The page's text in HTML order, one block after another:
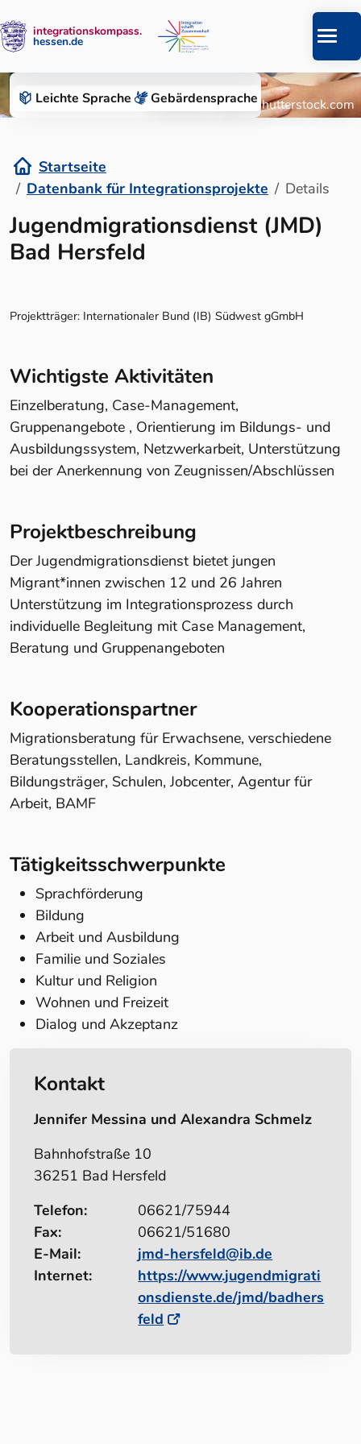
Leichte Sprache Gebärden­sprache
Zum Inhalt springen
integrationskompass.
hessen.de
Datenbank für Integrationsprojekte
© Roman Chazov/Shutterstock.com
Startseite
Datenbank für Integrationsprojekte
Details
Details
Jugendmigrationsdienst (JMD)
Bad Hersfeld
Projektträger: Internationaler Bund (IB) Südwest gGmbH
Wichtigste Aktivitäten
Einzelberatung, Case-Management,
Gruppenangebote , Orientierung im Bildungs- und
Ausbildungssystem, Netzwerkarbeit, Unterstützung
bei der Anerkennung von Zeugnissen/Abschlüssen
Projektbeschreibung
Der Jugendmigrationsdienst bietet jungen
Migrant*innen zwischen 12 und 26 Jahren
Unterstützung im Integrationsprozess durch
individuelle Begleitung mit Case Management,
Beratung und Gruppenangeboten
Kooperationspartner
Migrationsberatung für Erwachsene, verschiedene
Beratungsstellen, Landkreis, Kommune,
Bildungsträger, Schulen, Jobcenter, Agentur für
Arbeit, BAMF
Tätigkeitsschwerpunkte
Sprachförderung
Bildung
Arbeit und Ausbildung
Familie und Soziales
Kultur und Religion
Wohnen und Freizeit
Dialog und Akzeptanz
Kontakt
Jennifer Messina und Alexandra Schmelz
Bahnhofstraße 10
36251 Bad Hersfeld
Telefon:
06621/75944
Fax:
06621/51680
E-Mail:
jmd-hersfeld@ib.de
Internet:
https://www.jugendmigrati
onsdienste.de/jmd/badhers
feld